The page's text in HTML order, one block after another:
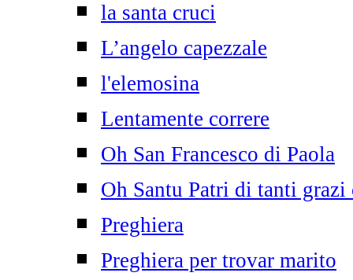
la santa cruci
L’angelo capezzale
l'elemosina
Lentamente correre
Oh San Francesco di Paola
Oh Santu Patri di tanti grazi
Preghiera
Preghiera per trovar marito